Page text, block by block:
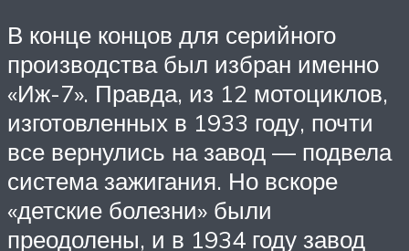
В конце концов для серийного
производства был избран именно
«Иж-7». Правда, из 12 мотоциклов,
изготовленных в 1933 году, почти
все вернулись на завод — подвела
система зажигания. Но вскоре
«детские болезни» были
преодолены, и в 1934 году завод